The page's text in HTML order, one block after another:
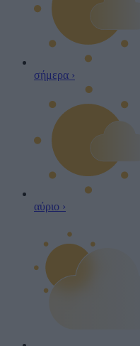
σήμερα ›
αύριο ›